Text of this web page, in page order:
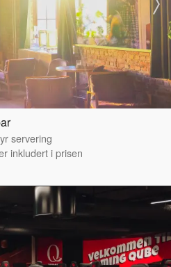
servering
inkludert i prisen